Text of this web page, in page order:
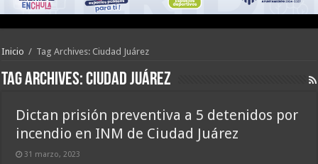
Inicio / Tag Archives: Ciudad Juárez
Tag Archives:Ciudad Juárez
Dictan prisión preventiva a 5 detenidos por
incendio en INM de Ciudad Juárez
31 marzo, 2023